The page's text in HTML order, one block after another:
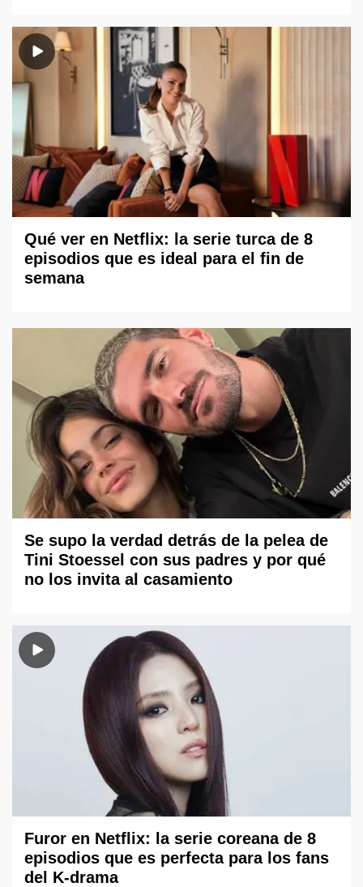
Qué ver en Netflix: la serie turca de 8
episodios que es ideal para el fin de
semana
Se supo la verdad detrás de la pelea de
Tini Stoessel con sus padres y por qué
no los invita al casamiento
Furor en Netflix: la serie coreana de 8
episodios que es perfecta para los fans
del K-drama